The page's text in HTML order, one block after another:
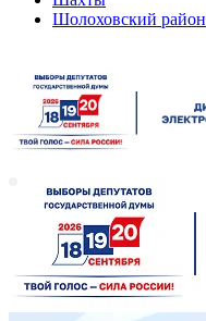
Шолоховский район